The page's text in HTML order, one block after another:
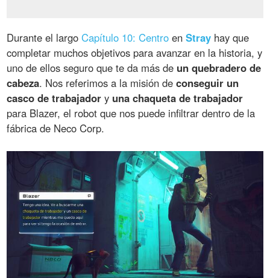
Durante el largoCapítulo 10: Centro enStray hay que
completar muchos objetivos para avanzar en la historia, y
uno de ellos seguro que te da más de un quebradero de
cabeza. Nos referimos a la misión deconseguir un
casco de trabajador y una chaqueta de trabajador
para Blazer, el robot que nos puede infiltrar dentro de la
fábrica de Neco Corp.